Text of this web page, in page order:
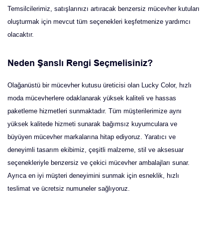
Temsilcilerimiz, satışlarınızı artıracak benzersiz mücevher kutuları
oluşturmak için mevcut tüm seçenekleri keşfetmenize yardımcı
olacaktır.
Neden Şanslı Rengi Seçmelisiniz?
Olağanüstü bir mücevher kutusu üreticisi olan Lucky Color, hızlı
moda mücevherlere odaklanarak yüksek kaliteli ve hassas
paketleme hizmetleri sunmaktadır. Tüm müşterilerimize aynı
yüksek kalitede hizmeti sunarak bağımsız kuyumculara ve
büyüyen mücevher markalarına hitap ediyoruz. Yaratıcı ve
deneyimli tasarım ekibimiz, çeşitli malzeme, stil ve aksesuar
seçenekleriyle benzersiz ve çekici mücevher ambalajları sunar.
Ayrıca en iyi müşteri deneyimini sunmak için esneklik, hızlı
teslimat ve ücretsiz numuneler sağlıyoruz.